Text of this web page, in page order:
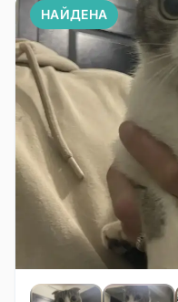
НАЙДЕНА